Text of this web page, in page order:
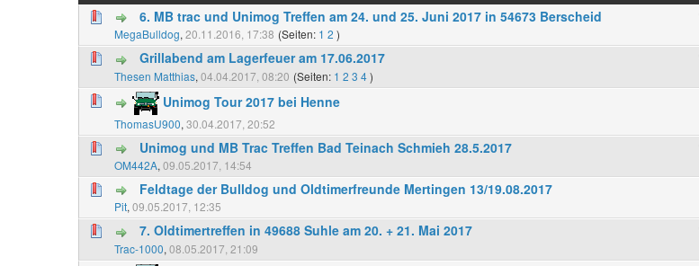
6. MB trac und Unimog Treffen am 24. und 25. Juni 2017 in 54673 Berscheid
MegaBulldog, 20.11.2016, 17:38 (Seiten: 1 2 )
Grillabend am Lagerfeuer am 17.06.2017
Thesen Matthias, 04.04.2017, 08:20 (Seiten: 1 2 3 4)
Unimog Tour 2017 bei Henne
ThomasU900, 30.04.2017, 20:52
Unimog und MB Trac Treffen Bad Teinach Schmieh 28.5.2017
OM442A, 09.05.2017, 14:54
Feldtage der Bulldog und Oldtimerfreunde Mertingen 13/19.08.2017
Pit, 09.05.2017, 12:35
7. Oldtimertreffen in 49688 Suhle am 20. + 21. Mai 2017
Trac-1000, 08.05.2017, 21:09